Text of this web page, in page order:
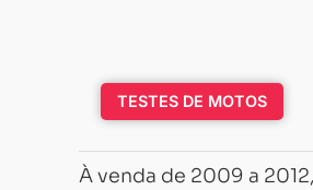
TESTES DE MOTOS
À venda de 2009 a